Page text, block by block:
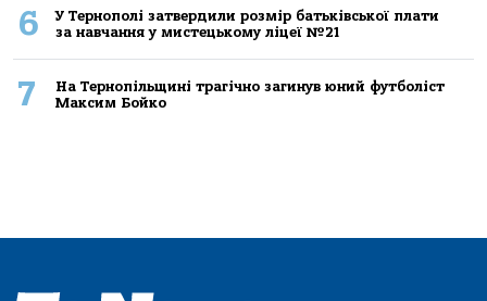
6
У Тернополі затвердили розмір батьківської плати
за навчання у мистецькому ліцеї №21
7
На Тернопільщині трагічно загинув юний футболіст
Максим Бойко